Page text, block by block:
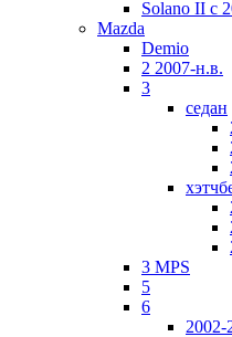
Solano II c
Mazda
Demio
2 2007-н.в.
3
седан
3 MPS
5
6
2002-